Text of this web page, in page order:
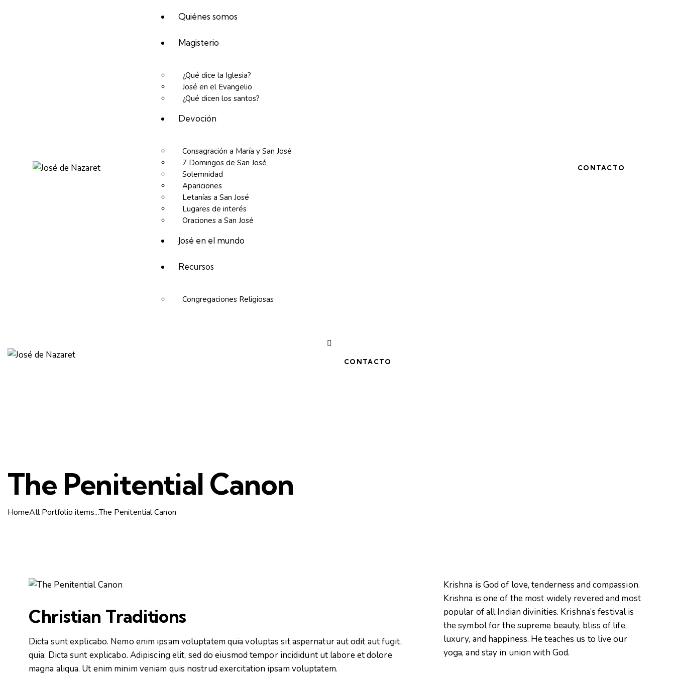
Quiénes somos
Magisterio
¿Qué dice la Iglesia?
José en el Evangelio
¿Qué dicen los santos?
Devoción
Consagración a María y San José
7 Domingos de San José
Solemnidad
Apariciones
Letanías a San José
Lugares de interés
Oraciones a San José
José en el mundo
Recursos
Congregaciones Religiosas
CONTACTO
CONTACTO
The Penitential Canon
HomeAll Portfolio items...The Penitential Canon
Christian Traditions
Dicta sunt explicabo. Nemo enim ipsam voluptatem quia voluptas sit aspernatur aut odit aut fugit,
quia. Dicta sunt explicabo. Adipiscing elit, sed do eiusmod tempor incididunt ut labore et dolore
magna aliqua. Ut enim minim veniam quis nostrud exercitation ipsam voluptatem.
Krishna is God of love, tenderness and compassion.
Krishna is one of the most widely revered and most
popular of all Indian divinities. Krishna’s festival is
the symbol for the supreme beauty, bliss of life,
luxury, and happiness. He teaches us to live our
yoga, and stay in union with God.